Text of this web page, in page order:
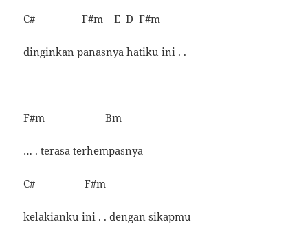
C# F#m E D F#m
dinginkan panasnya hatiku ini . .
F#m Bm
… . terasa terhempasnya
C# F#m
kelakianku ini . . dengan sikapmu